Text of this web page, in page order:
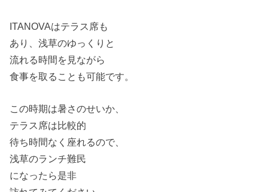
ITANOVAはテラス席も
あり、浅草のゆっくりと
流れる時間を見ながら
食事を取ることも可能です。
この時期は暑さのせいか、
テラス席は比較的
待ち時間なく座れるので、
浅草のランチ難民
になったら是非